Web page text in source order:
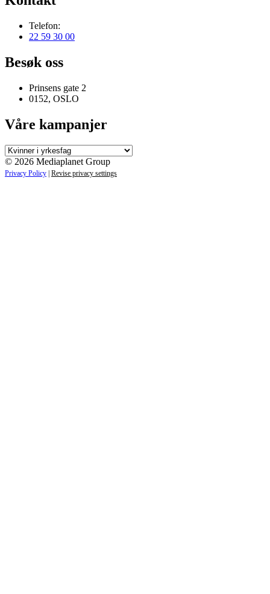
Telefon:
22 59 30 00
Besøk oss
Prinsens gate 2
0152, OSLO
Våre kampanjer
Våre
kampanjer
© 2026 Mediaplanet Group
Privacy Policy | Revise privacy settings